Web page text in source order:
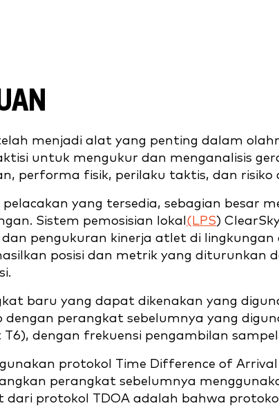
menjadi alat yang penting dalam
untuk mengukur dan menganalisis
performa fisik, perilaku taktis, dan risiko
pelacakan yang tersedia, sebagian besar
Sistem pemosisian lokal (LPS)
pengukuran kinerja atlet di
posisi dan metrik yang diturunkan
baru yang dapat dikenakan yang
dengan perangkat sebelumnya yang
dengan frekuensi pengambilan sampel
protokol Time Difference of
perangkat sebelumnya
dari protokol TDOA adalah bahwa